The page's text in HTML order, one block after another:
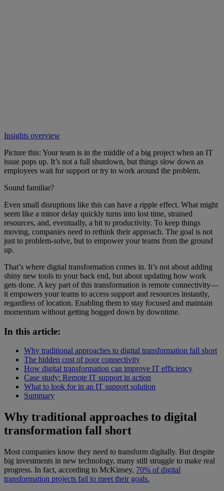
Insights overview
Picture this: Your team is in the middle of a big project when an IT
issue pops up. It’s not a full shutdown, but things slow down as
employees wait for support or try to work around the problem.
Sound familiar?
Even small disruptions like this can have a ripple effect. What might
seem like a minor delay quickly turns into lost time, strained
resources, and, eventually, a hit to productivity. To keep things
moving, companies need to rethink their approach. The goal is not
just to problem-solve, but to empower your teams from the ground
up.
That’s where digital transformation comes in. It’s not about adding
shiny new tools to your back end, but about updating how work
gets done. A key part of this transformation is remote connectivity—
it empowers your teams to access support and resources instantly,
regardless of location. Enabling them to stay focused and maintain
momentum without getting bogged down by downtime.
In this article:
Why traditional approaches to digital transformation fall short
The hidden cost of poor connectivity
How digital transformation can improve IT efficiency
Case study: Remote IT support in action
What to look for in an IT support solution
Summary
Why traditional approaches to digital
transformation fall short
Most companies know they need to transform digitally. But despite
big investments in new technology, many still struggle to make real
progress. In fact, according to McKinsey, 70% of digital
transformation projects fail to meet their goals.